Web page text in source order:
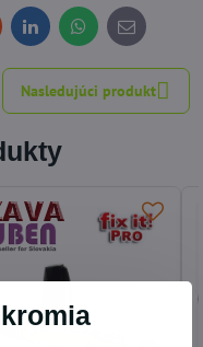
LinkedInWhatsApp
E-
mail
Nasledujúci produkt